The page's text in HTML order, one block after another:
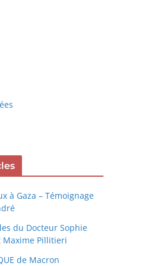
à Gaza – Témoignage
du Docteur Sophie
Maxime Pillitieri
de Macron